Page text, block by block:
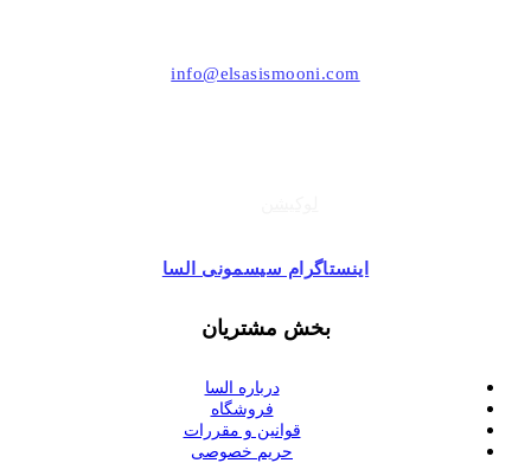
info@elsasismooni.com
اینستاگرام سیسمونی السا
بخش مشتریان
درباره السا
فروشگاه
قوانین و مقررات
حریم خصوصی